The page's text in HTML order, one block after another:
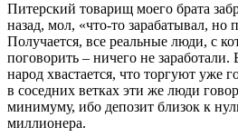
Питерский товарищ моего брата
назад, мол, «что-то зарабатывал, но
Получается, все реальные люди, с
поговорить – ничего не
народ хвастается, что торгуют уже
в соседних ветках эти же люди
минимуму, ибо депозит близок к
миллионера.